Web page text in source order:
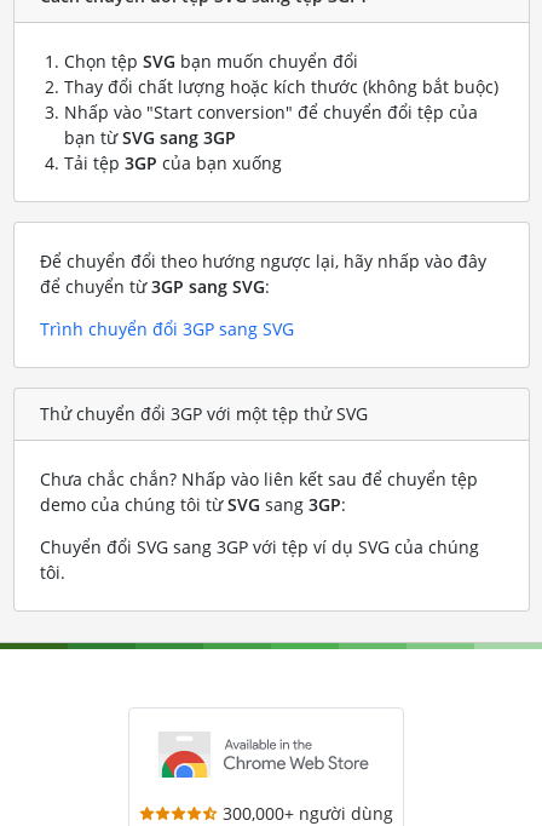
Chọn tệp SVG bạn muốn chuyển đổi
Thay đổi chất lượng hoặc kích thước (không bắt buộc)
Nhấp vào "Start conversion" để chuyển đổi tệp của
bạn từSVG sang 3GP
Tải tệp 3GP của bạn xuống
Để chuyển đổi theo hướng ngược lại, hãy nhấp vào đây
để chuyển từ3GP sang SVG:
Trình chuyển đổi 3GP sang SVG
Thử chuyển đổi 3GP với một tệp thử SVG
Chưa chắc chắn? Nhấp vào liên kết sau để chuyển tệp
demo của chúng tôi từSVG sang 3GP:
Chuyển đổi SVG sang 3GP với tệp ví dụ SVG của chúng
tôi.
300,000+ người dùng